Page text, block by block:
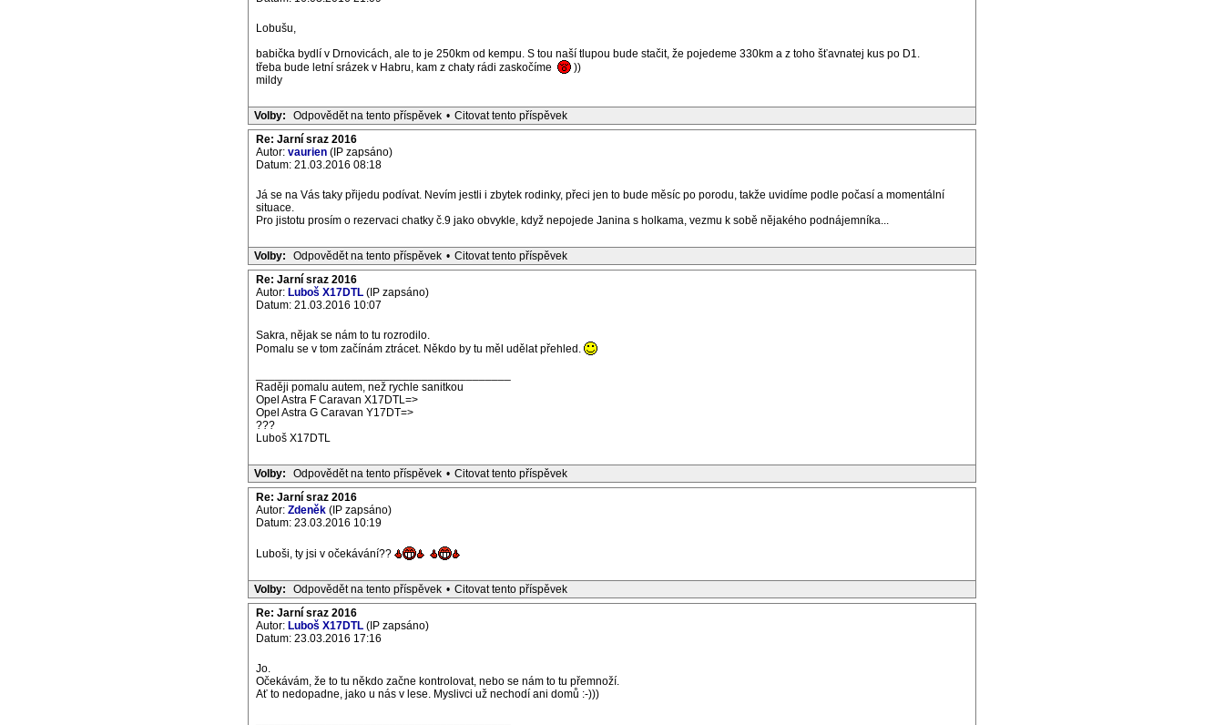
Lobušu,
babička bydlí v Drnovicách, ale to je 250km od kempu. S tou naší tlupou bude stačit, že pojedeme 330km a z toho šťavnatej kus po D1.
třeba bude letní srázek v Habru, kam z chaty rádi zaskočíme
))
mildy
Volby: Odpovědět na tento příspěvek • Citovat tento příspěvek
Re: Jarní sraz 2016
Autor: vaurien (IP zapsáno)
Datum: 21.03.2016 08:18
Já se na Vás taky přijedu podívat. Nevím jestli i zbytek rodinky, přeci jen to bude měsíc po porodu, takže uvidíme podle počasí a momentální
situace.
Pro jistotu prosím o rezervaci chatky č.9 jako obvykle, když nepojede Janina s holkama, vezmu k sobě nějakého podnájemníka...
Volby: Odpovědět na tento příspěvek • Citovat tento příspěvek
Re: Jarní sraz 2016
Autor: Luboš X17DTL (IP zapsáno)
Datum: 21.03.2016 10:07
Sakra, nějak se nám to tu rozrodilo.
Pomalu se v tom začínám ztrácet. Někdo by tu měl udělat přehled.
Raději pomalu autem, než rychle sanitkou
Opel Astra F Caravan X17DTL=>
Opel Astra G Caravan Y17DT=>
???
Luboš X17DTL
Volby: Odpovědět na tento příspěvek • Citovat tento příspěvek
Re: Jarní sraz 2016
Autor: Zdeněk (IP zapsáno)
Datum: 23.03.2016 10:19
Luboši, ty jsi v očekávání??
Volby: Odpovědět na tento příspěvek • Citovat tento příspěvek
Re: Jarní sraz 2016
Autor: Luboš X17DTL (IP zapsáno)
Datum: 23.03.2016 17:16
Jo.
Očekávám, že to tu někdo začne kontrolovat, nebo se nám to tu přemnoží.
Ať to nedopadne, jako u nás v lese. Myslivci už nechodí ani domů :-)))